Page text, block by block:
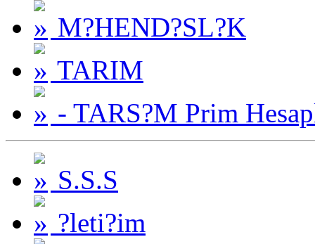
M?HEND?SL?K
TARIM
- TARS?M Prim
S.S.S
?leti?im